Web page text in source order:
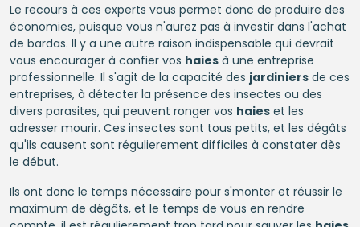
Le recours à ces experts vous permet donc de produire des
économies, puisque vous n'aurez pas à investir dans l'achat
de bardas. Il y a une autre raison indispensable qui devrait
vous encourager à confier vos haiesà une entreprise
professionnelle. Il s'agit de la capacité des jardiniersde ces
entreprises, à détecter la présence des insectes ou des
divers parasites, qui peuvent ronger vos haieset les
adresser mourir. Ces insectes sont tous petits, et les dégâts
qu'ils causent sont régulierement difficiles à constater dès
le début.
Ils ont donc le temps nécessaire pour s'monter et réussir le
maximum de dégâts, et le temps de vous en rendre